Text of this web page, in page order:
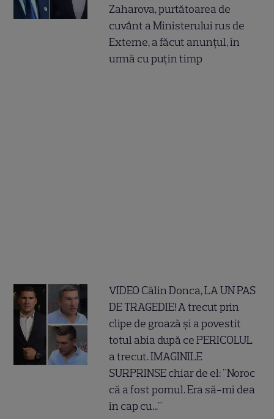
Zaharova, purtătoarea de
cuvânt a Ministerului rus de
Externe, a făcut anunțul, în
urmă cu puțin timp
VIDEO Călin Donca, LA UN PAS
DE TRAGEDIE! A trecut prin
clipe de groază și a povestit
totul abia după ce PERICOLUL
a trecut. IMAGINILE
SURPRINSE chiar de el: "Noroc
că a fost pomul. Era să-mi dea
în cap cu..."